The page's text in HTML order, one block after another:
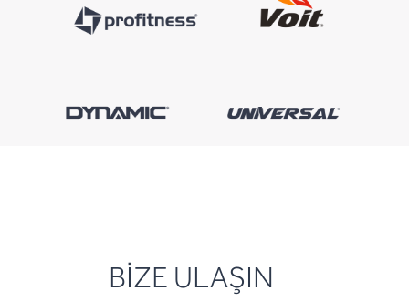
BİZE ULAŞIN